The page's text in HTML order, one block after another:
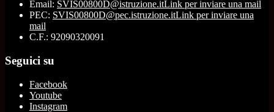
Email: SVIS00800D@istruzione.itLink per inviare una mail
PEC: SVIS00800D@pec.istruzione.itLink per inviare una
mail
C.F.: 92090320091
Seguici su
Facebook
Youtube
Instagram